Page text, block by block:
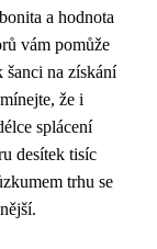
a hodnota
vám pomůže
na získání
že i
splácení
desítek tisíc
trhu se